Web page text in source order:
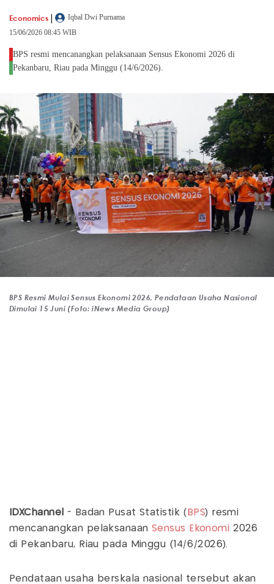
Economics |
Iqbal Dwi Purnama
15/06/2026 08:45 WIB
BPS resmi mencanangkan pelaksanaan Sensus Ekonomi 2026 di
Pekanbaru, Riau pada Minggu (14/6/2026).
BPS Resmi Mulai Sensus Ekonomi 2026, Pendataan Usaha Nasional
Dimulai 15 Juni (Foto: iNews Media Group)
IDXChannel - Badan Pusat Statistik ( BPS) resmi
mencanangkan pelaksanaanSensus Ekonomi 2026
di Pekanbaru, Riau pada Minggu (14/6/2026).
Pendataan usaha berskala nasional tersebut akan